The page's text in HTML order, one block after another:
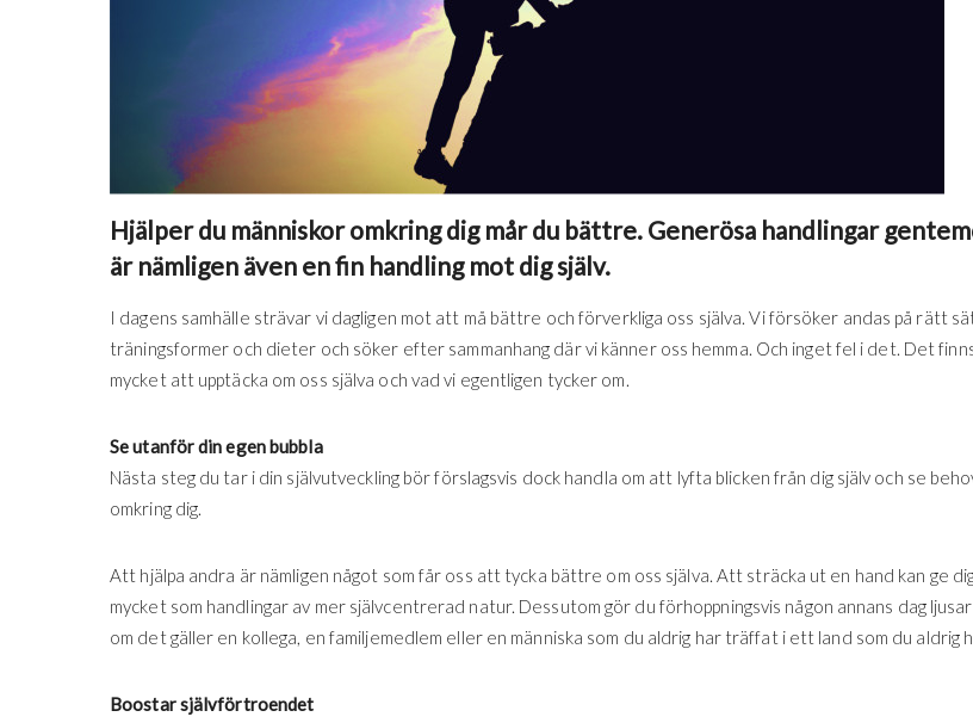
Hjälper du människor omkring dig mår du bättre. Generösa handlingar
är nämligen även en fin handling mot dig själv.
I dagens samhälle strävar vi dagligen mot att må bättre och förverkliga oss själva. Vi försöker andas på rätt
träningsformer och dieter och söker efter sammanhang där vi känner oss hemma. Och inget fel i det. Det
mycket att upptäcka om oss själva och vad vi egentligen tycker om.
Se utanför din egen bubbla
Nästa steg du tar i din självutveckling bör förslagsvis dock handla om att lyfta blicken från dig själv och se
omkring dig.
Att hjälpa andra är nämligen något som får oss att tycka bättre om oss själva. Att sträcka ut en hand kan ge
mycket som handlingar av mer självcentrerad natur. Dessutom gör du förhoppningsvis någon annans dag
om det gäller en kollega, en familjemedlem eller en människa som du aldrig har träffat i ett land som du aldrig
Boostar självförtroendet